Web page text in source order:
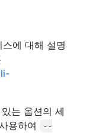
에 대해 설명
는 옵션의 세
용하여
--